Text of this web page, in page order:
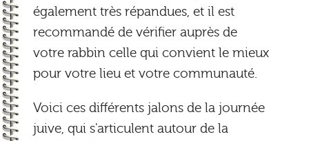
également très répandues, et il est
recommandé de vérifier auprès de
votre rabbin celle qui convient le mieux
pour votre lieu et votre communauté.
Voici ces différents jalons de la journée
juive, qui s'articulent autour de la